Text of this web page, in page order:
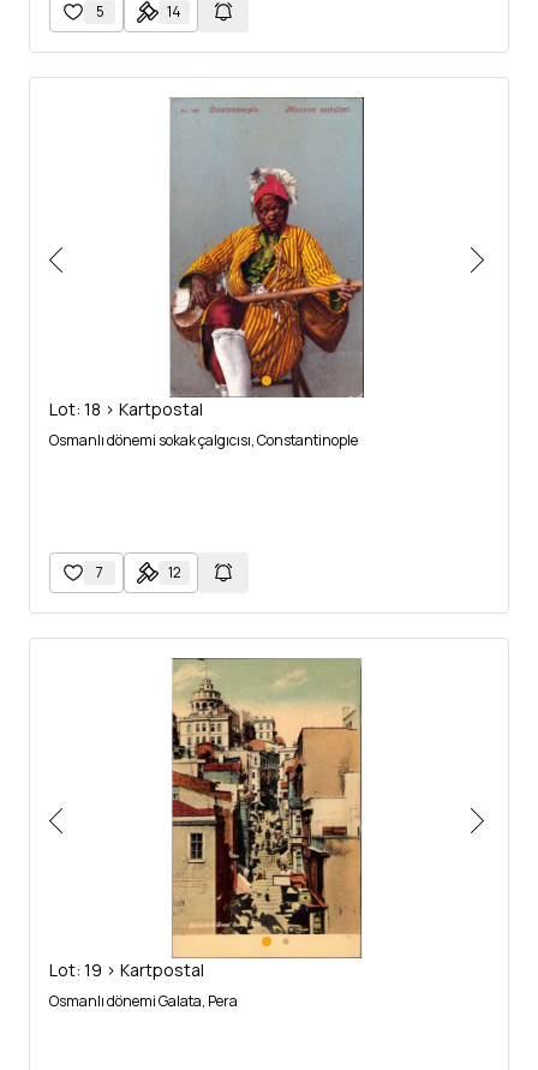
5 14
Lot: 18 > Kartpostal
Osmanlı dönemi sokak çalgıcısı, Constantinople
7 12
Lot: 19 > Kartpostal
Osmanlı dönemi Galata, Pera